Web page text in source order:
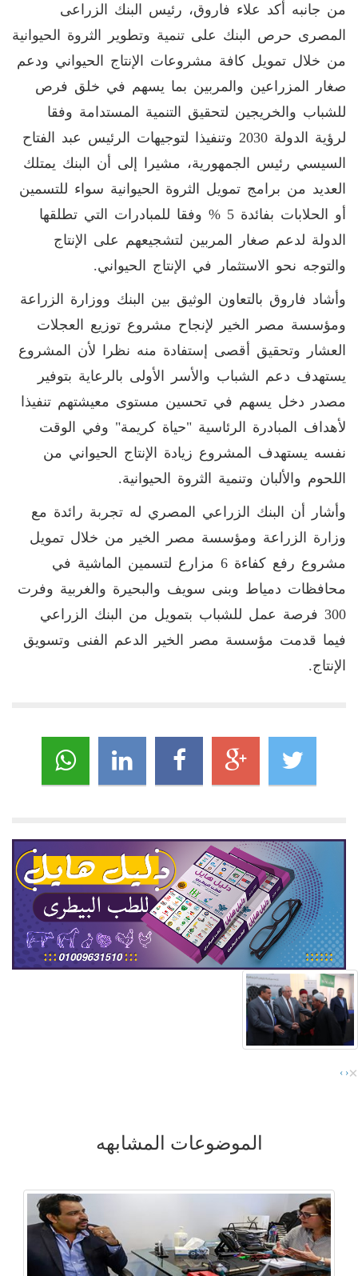
من جانبه أكد علاء فاروق، رئيس البنك الزراعى
المصرى حرص البنك على تنمية وتطوير الثروة الحيوانية
من خلال تمويل كافة مشروعات الإنتاج الحيواني ودعم
صغار المزراعين والمربين بما يسهم في خلق فرص
للشباب والخريجين لتحقيق التنمية المستدامة وفقا
لرؤية الدولة 2030 وتنفيذا لتوجيهات الرئيس عبد الفتاح
السيسي رئيس الجمهورية، مشيرا إلى أن البنك يمتلك
العديد من برامج تمويل الثروة الحيوانية سواء للتسمين
أو الحلابات بفائدة 5 % وفقا للمبادرات التي تطلقها
الدولة لدعم صغار المربين لتشجيعهم على الإنتاج
والتوجه نحو الاستثمار في الإنتاج الحيواني.
وأشاد فاروق بالتعاون الوثيق بين البنك ووزارة الزراعة
ومؤسسة مصر الخير لإنجاح مشروع توزيع العجلات
العشار وتحقيق أقصى إستفادة منه نظرا لأن المشروع
يستهدف دعم الشباب والأسر الأولى بالرعاية بتوفير
مصدر دخل يسهم في تحسين مستوى معيشتهم تنفيذا
لأهداف المبادرة الرئاسية "حياة كريمة" وفي الوقت
نفسه يستهدف المشروع زيادة الإنتاج الحيواني من
اللحوم والألبان وتنمية الثروة الحيوانية.
وأشار أن البنك الزراعي المصري له تجربة رائدة مع
وزارة الزراعة ومؤسسة مصر الخير من خلال تمويل
مشروع رفع كفاءة 6 مزارع لتسمين الماشية في
محافظات دمياط وبنى سويف والبحيرة والغربية وفرت
300 فرصة عمل للشباب بتمويل من البنك الزراعي
فيما قدمت مؤسسة مصر الخير الدعم الفنى وتسويق
الإنتاج.
‹
› ×
الموضوعات المشابهه